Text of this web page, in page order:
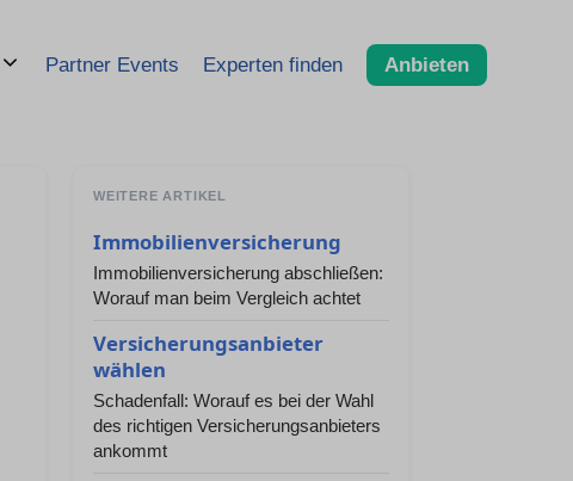
Partner Events Experten finden Anbieten
WEITERE ARTIKEL
Immobilienversicherung
Immobilienversicherung abschließen:
Worauf man beim Vergleich achtet
Versicherungsanbieter
wählen
Schadenfall: Worauf es bei der Wahl
des richtigen Versicherungsanbieters
ankommt